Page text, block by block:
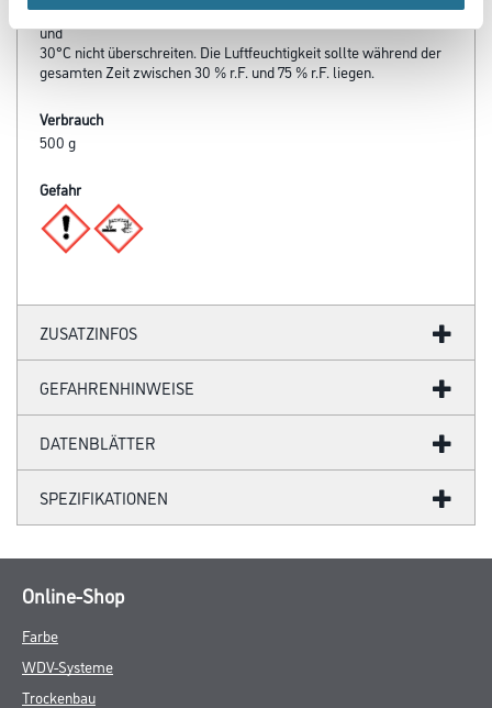
die Werkstoff-, Untergrund- und Lufttemperatur 8°C nicht unter-
und
30°C nicht überschreiten. Die Luftfeuchtigkeit sollte während der
gesamten Zeit zwischen 30 % r.F. und 75 % r.F. liegen.
Verbrauch
500 g
Gefahr
ZUSATZINFOS
GEFAHRENHINWEISE
DATENBLÄTTER
SPEZIFIKATIONEN
Online-Shop
Farbe
WDV-Systeme
Trockenbau